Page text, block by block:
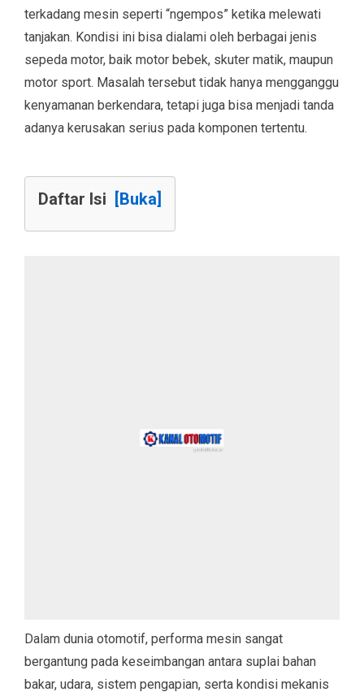
terkadang mesin seperti “ngempos” ketika melewati
tanjakan. Kondisi ini bisa dialami oleh berbagai jenis
sepeda motor, baik motor bebek, skuter matik, maupun
motor sport. Masalah tersebut tidak hanya mengganggu
kenyamanan berkendara, tetapi juga bisa menjadi tanda
adanya kerusakan serius pada komponen tertentu.
Daftar Isi [Buka]
Dalam dunia otomotif, performa mesin sangat
bergantung pada keseimbangan antara suplai bahan
bakar, udara, sistem pengapian, serta kondisi mekanis